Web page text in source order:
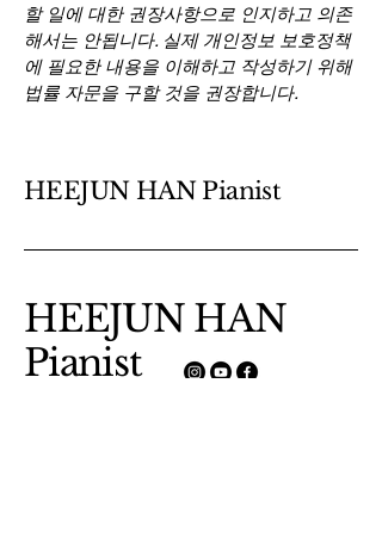
할 일에 대한 권장사항으로 인지하고 의존
해서는 안됩니다. 실제 개인정보 보호정책
에 필요한 내용을 이해하고 작성하기 위해
법률 자문을 구할 것을 권장합니다.
HEEJUN HAN Pianist
HEEJUN HAN
Pianist